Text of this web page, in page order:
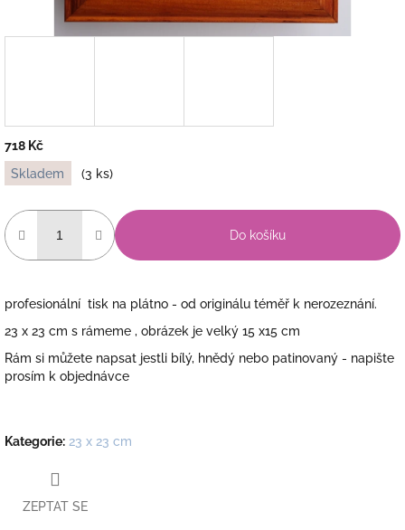
718 Kč
Měrná
cena:
Skladem (3 ks)
Do košíku
profesionální tisk na plátno - od originálu téměř k nerozeznání.
23 x 23 cm s rámeme , obrázek je velký 15 x15 cm
Rám si můžete napsat jestli bílý, hnědý nebo patinovaný - napište
prosím k objednávce
Kategorie: 23 x 23 cm
ZEPTAT SE